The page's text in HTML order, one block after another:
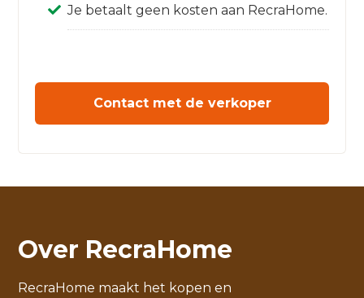
Je betaalt geen kosten aan RecraHome.
Contact met de verkoper
Over RecraHome
RecraHome maakt het kopen en